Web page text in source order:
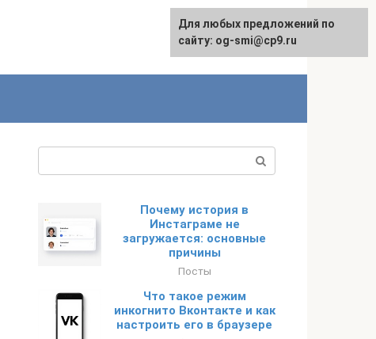
Почему история в
Инстаграме не
загружается: основные
причины
Посты
Что такое режим
инкогнито Вконтакте и как
настроить его в браузере
Для любых предложений по
сайту: og-smi@cp9.ru